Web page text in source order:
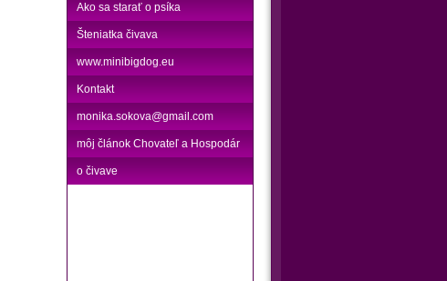
Ako sa starať o psíka
Šteniatka čivava
www.minibigdog.eu
Kontakt
monika.sokova@gmail.com
môj článok Chovateľ a Hospodár
o čivave